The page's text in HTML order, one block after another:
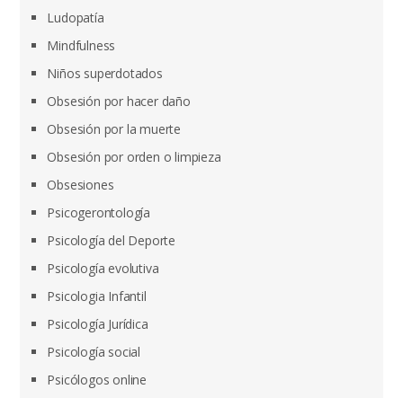
Ludopatía
Mindfulness
Niños superdotados
Obsesión por hacer daño
Obsesión por la muerte
Obsesión por orden o limpieza
Obsesiones
Psicogerontología
Psicología del Deporte
Psicología evolutiva
Psicologia Infantil
Psicología Jurídica
Psicología social
Psicólogos online